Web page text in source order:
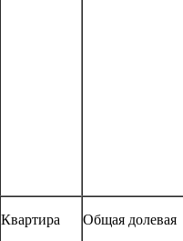
Квартира
Общая долевая